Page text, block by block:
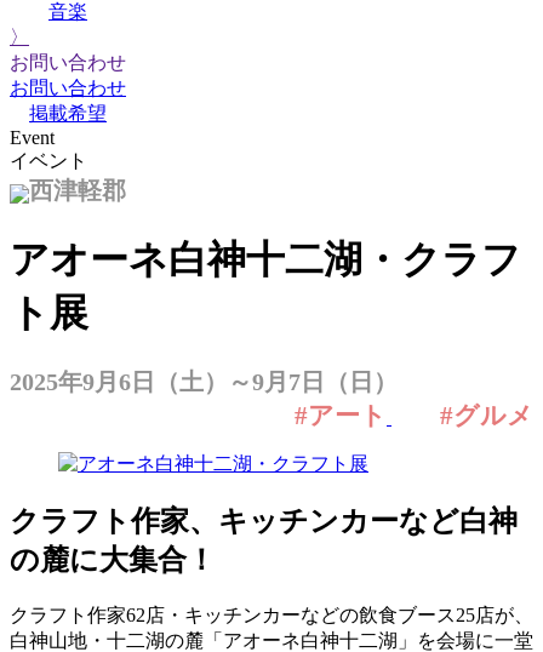
音楽
〉
お問い合わせ
お問い合わせ
掲載希望
Event
イベント
西津軽郡
アオーネ白神十二湖・クラフ
ト展
2025年9月6日（土）～9月7日（日）
#アート #グルメ
クラフト作家、キッチンカーなど白神
の麓に大集合！
クラフト作家62店・キッチンカーなどの飲食ブース25店が、
白神山地・十二湖の麓「アオーネ白神十二湖」を会場に一堂